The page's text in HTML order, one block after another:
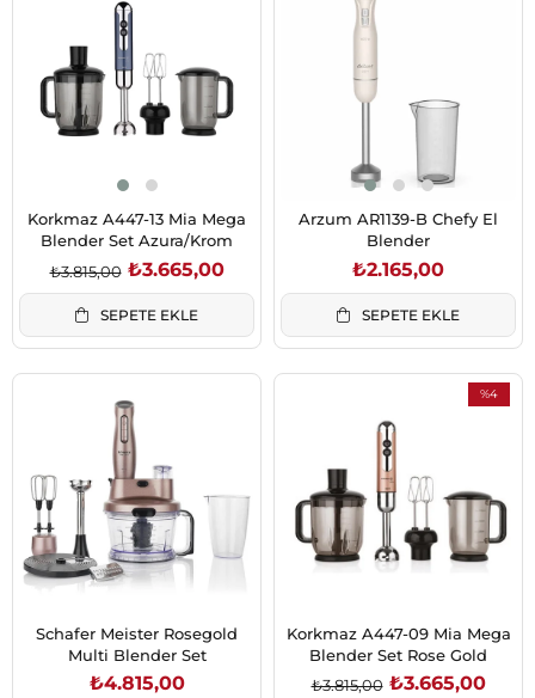
Korkmaz A447-13 Mia Mega
Blender Set Azura/Krom
₺3.665,00
₺3.815,00
SEPETE EKLE
Arzum AR1139-B Chefy El
Blender
₺2.165,00
SEPETE EKLE
Schafer Meister Rosegold
Multi Blender Set
₺4.815,00
%4
Korkmaz A447-09 Mia Mega
Blender Set Rose Gold
₺3.665,00
₺3.815,00